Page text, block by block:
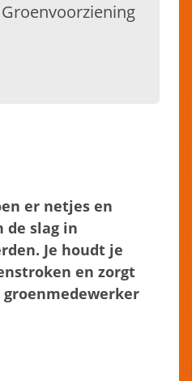
Groenvoorziening
er netjes en
de slag in
Je houdt je
en zorgt